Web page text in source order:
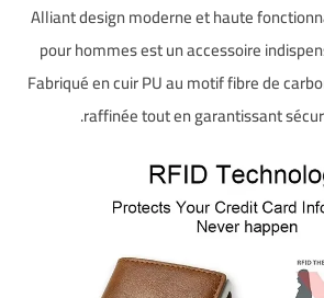
Alliant design moderne et haute
pour hommes est un accessoire
Fabriqué en cuir PU au motif fibre de
raffinée tout en garantissant